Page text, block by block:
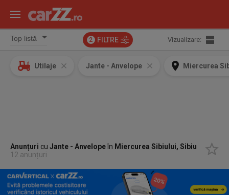
2 FILTRE Vizualizare:
Utilaje Jante - Anvelope Miercurea
Anunțuri cuJante - Anvelopeîn Miercurea Sibiului, Sibiu
12 anunțuri